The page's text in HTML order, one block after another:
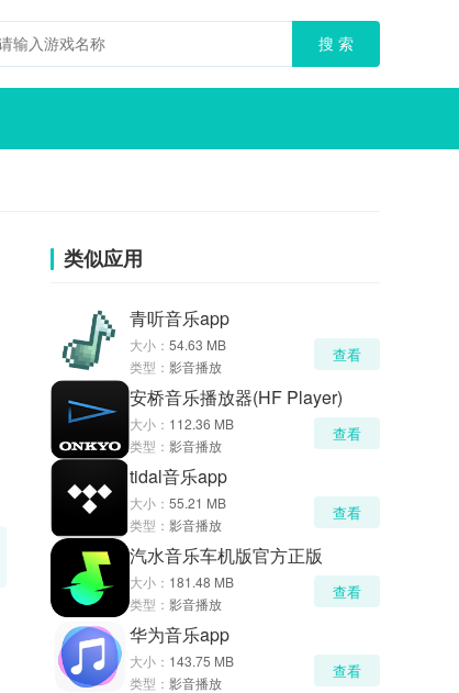
类似应用
青听音乐app
大小： 54.63 MB
类型： 影音播放
查看
安桥音乐播放器(HF Player)
大小： 112.36 MB
类型： 影音播放
查看
tidal音乐app
大小： 55.21 MB
类型： 影音播放
查看
汽水音乐车机版官方正版
大小： 181.48 MB
类型： 影音播放
查看
华为音乐app
大小： 143.75 MB
类型： 影音播放
查看